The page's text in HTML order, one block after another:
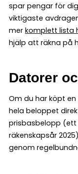
spar pengar för
viktigaste
mer komplett lista
hjälp att räkna på
Datorer
Om du har köpt
hela beloppet
prisbasbelopp (ett
räkenskapsår
genom